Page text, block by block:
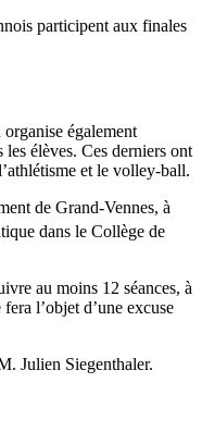
participent aux finales
également
élèves. Ces derniers ont
et le volley-ball.
de Grand-Vennes, à
dans le Collège de
au moins 12 séances, à
l’objet d’une excuse
Julien Siegenthaler.